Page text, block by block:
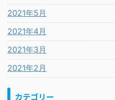
2021年5月
2021年4月
2021年3月
2021年2月
カテゴリー